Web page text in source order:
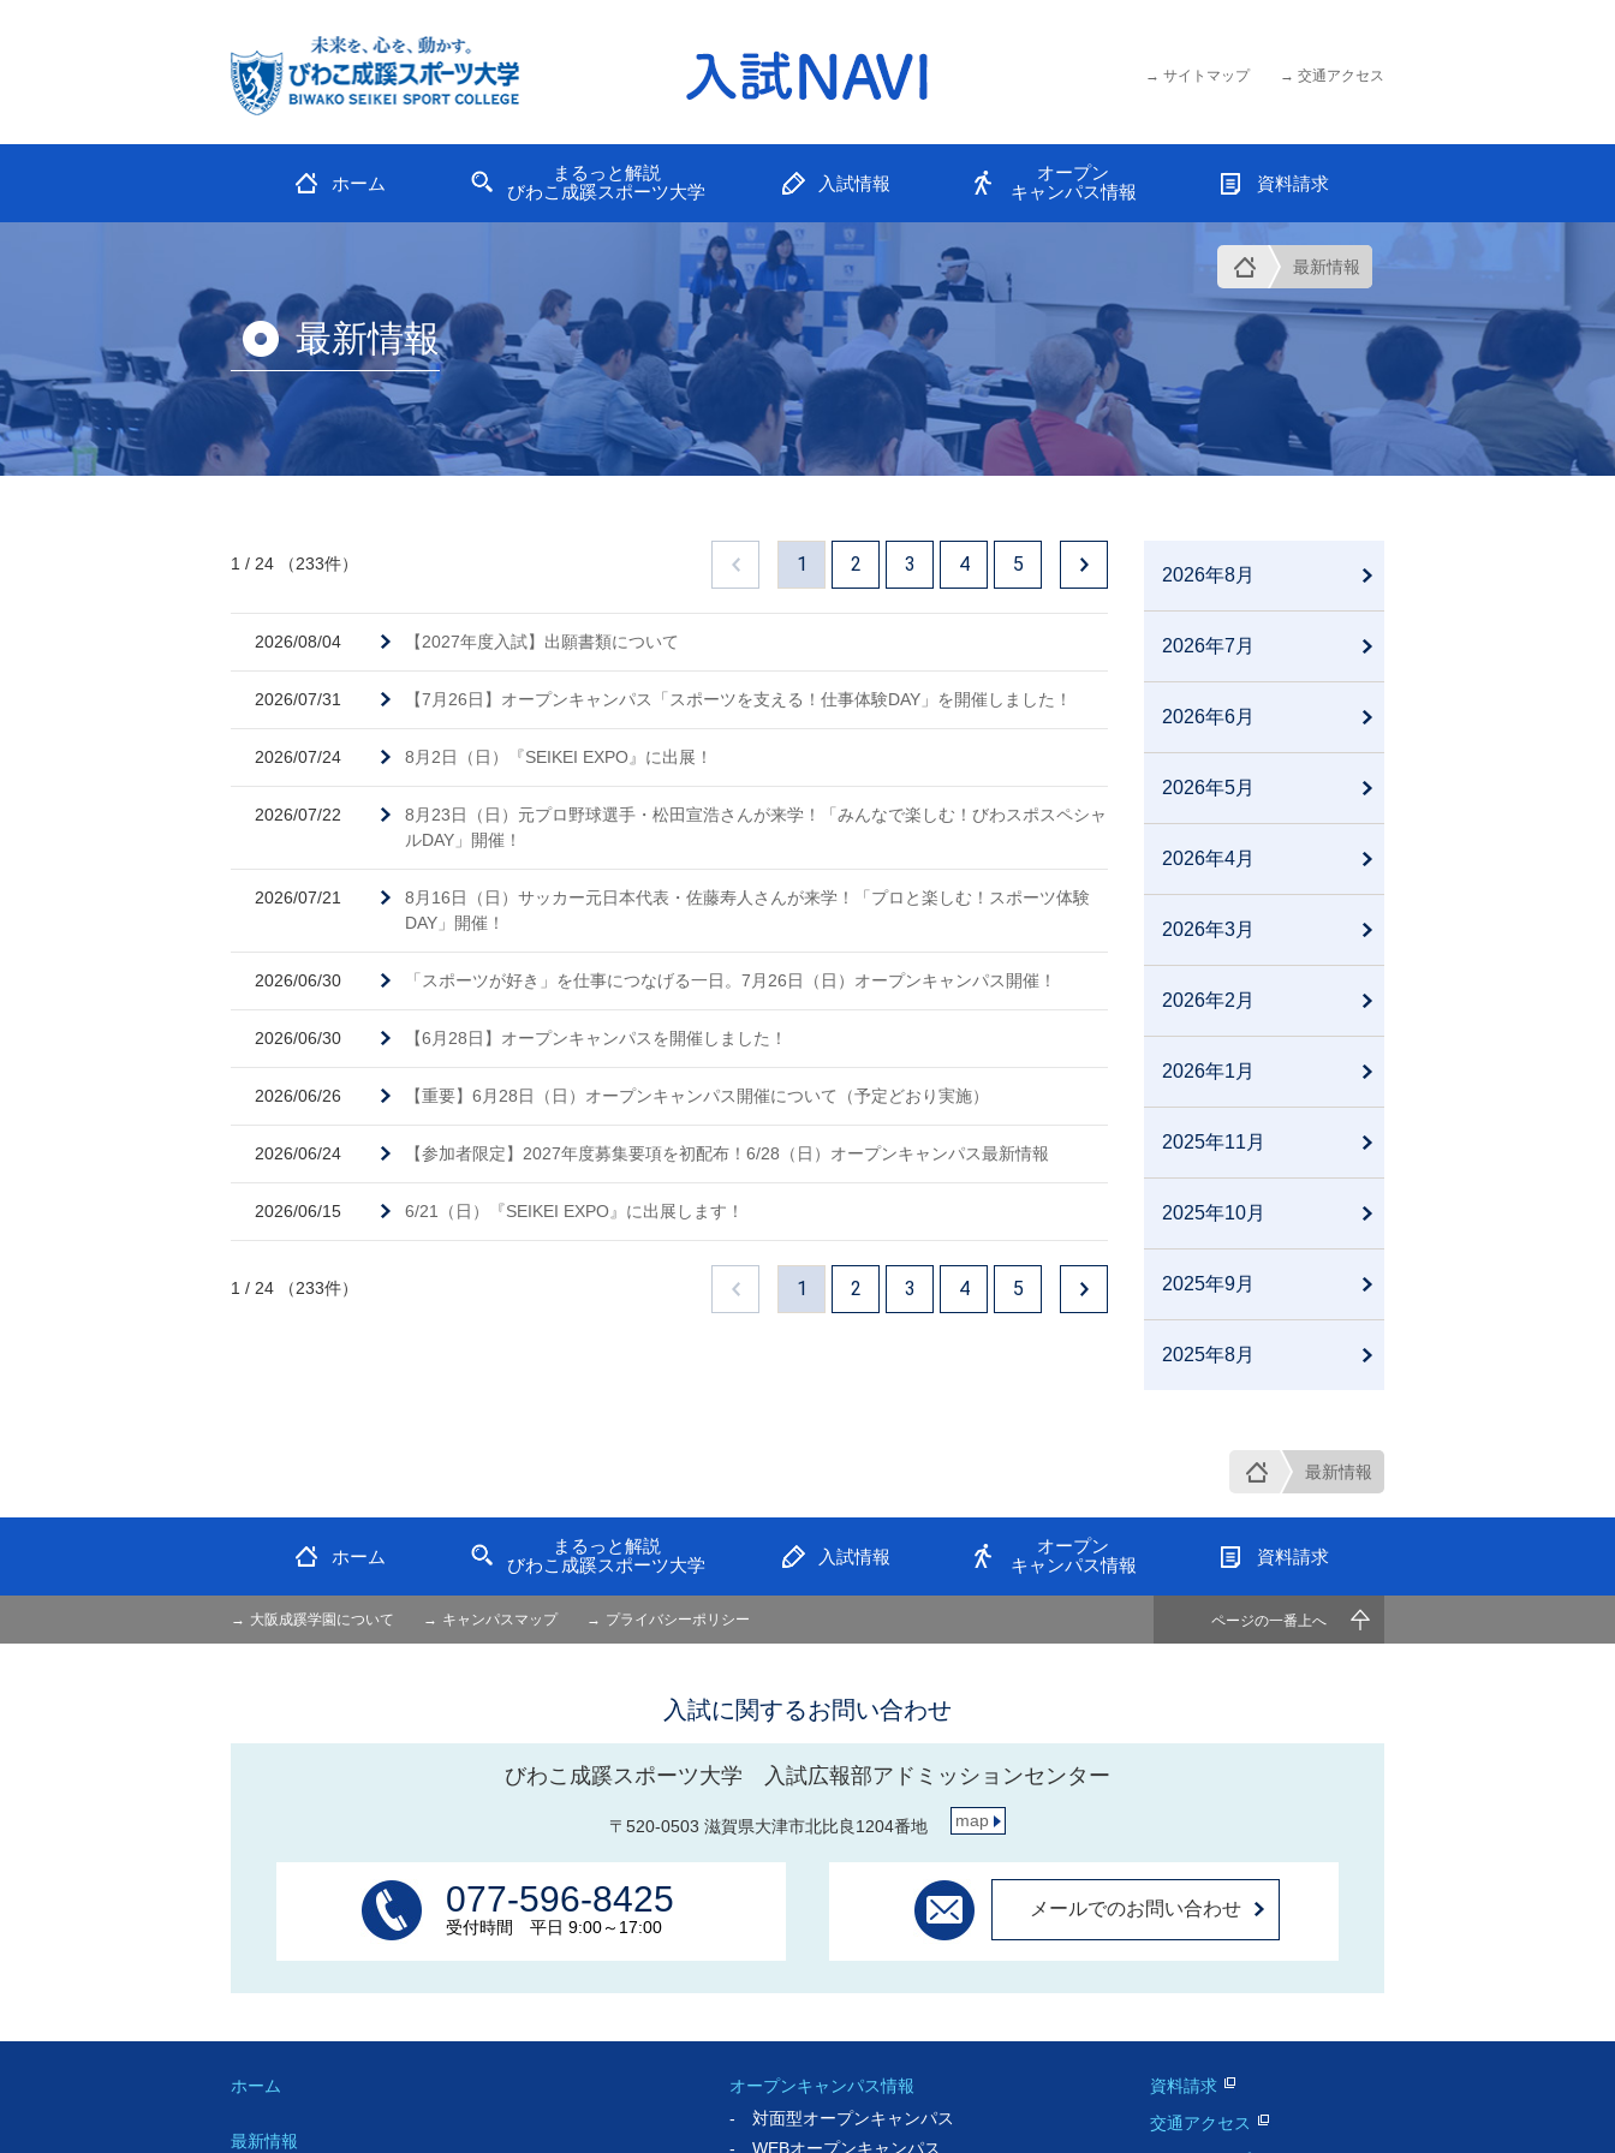
サイトマップ 交通アクセス
ホーム
まるっと解説
びわこ成蹊スポーツ大学
入試情報
オープン
キャンパス情報
資料請求
最新情報
最新情報
1 / 24 （233件） 1 2 3 4 5
2026/08/04 【2027年度入試】出願書類について
2026/07/31 【7月26日】オープンキャンパス「スポーツを支える！仕事体験DAY」を開催しました！
2026/07/24 8月2日（日）『SEIKEI EXPO』に出展！
2026/07/22
8月23日（日）元プロ野球選手・松田宣浩さんが来学！「みんなで楽しむ！びわスポスペシャ
ルDAY」開催！
2026/07/21
8月16日（日）サッカー元日本代表・佐藤寿人さんが来学！「プロと楽しむ！スポーツ体験
DAY」開催！
2026/06/30 「スポーツが好き」を仕事につなげる一日。7月26日（日）オープンキャンパス開催！
2026/06/30 【6月28日】オープンキャンパスを開催しました！
2026/06/26 【重要】6月28日（日）オープンキャンパス開催について（予定どおり実施）
2026/06/24 【参加者限定】2027年度募集要項を初配布！6/28（日）オープンキャンパス最新情報
2026/06/15 6/21（日）『SEIKEI EXPO』に出展します！
1 / 24 （233件） 1 2 3 4 5
2026年8月
2026年7月
2026年6月
2026年5月
2026年4月
2026年3月
2026年2月
2026年1月
2025年11月
2025年10月
2025年9月
2025年8月
最新情報
ページの一番上へ
ホーム
まるっと解説
びわこ成蹊スポーツ大学
入試情報
オープン
キャンパス情報
資料請求
大阪成蹊学園について キャンパスマップ プライバシーポリシー
入試に関するお問い合わせ
びわこ成蹊スポーツ大学 入試広報部アドミッションセンター
〒520-0503 滋賀県大津市北比良1204番地 map
077-596-8425
受付時間 平日 9:00～17:00
メールでのお問い合わせ
ホーム
最新情報
オープンキャンパス情報
- 対面型オープンキャンパス
- WEBオープンキャンパス
資料請求
交通アクセス